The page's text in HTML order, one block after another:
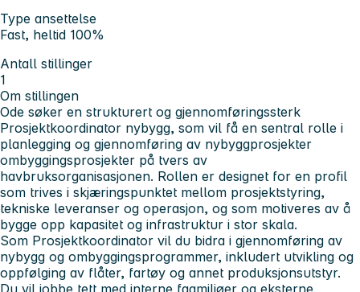
Type ansettelse
Fast, heltid 100%
Antall stillinger
1
Om stillingen
Ode søker en strukturert og gjennomføringssterk
Prosjektkoordinator nybygg, som vil få en sentral rolle i
planlegging og gjennomføring av nybyggprosjekter
ombyggingsprosjekter på tvers av
havbruksorganisasjonen. Rollen er designet for en profil
som trives i skjæringspunktet mellom prosjektstyring,
tekniske leveranser og operasjon, og som motiveres av å
bygge opp kapasitet og infrastruktur i stor skala.
Som Prosjektkoordinator vil du bidra i gjennomføring av
nybygg og ombyggingsprogrammer, inkludert utvikling og
oppfølging av flåter, fartøy og annet produksjonsutstyr.
Du vil jobbe tett med interne fagmiljøer og eksterne